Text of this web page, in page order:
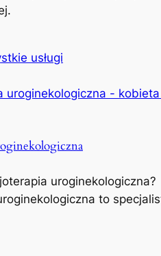
usługi
uroginekologiczna?
to